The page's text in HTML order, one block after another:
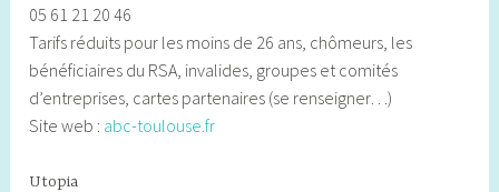
05 61 21 20 46
Tarifs réduits pour les moins de 26 ans, chômeurs, les
bénéficiaires du RSA, invalides, groupes et comités
d’entreprises, cartes partenaires (se renseigner…)
Site web : abc-toulouse.fr
Utopia